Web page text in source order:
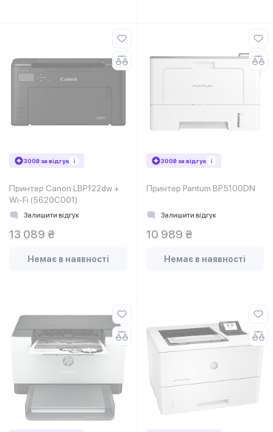
300₴ за відгук
Принтер Canon LBP122dw +
Wi-Fi (5620C001)
Залишити відгук
13 089 ₴
Немає в наявності
300₴ за відгук
Принтер Pantum BP5100DN
Залишити відгук
10 989 ₴
Немає в наявності